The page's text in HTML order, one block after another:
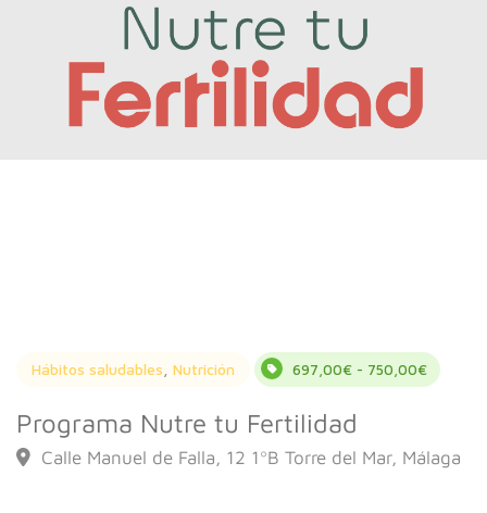
Hábitos saludables Nutrición 697,00€ - 750,00€
Programa Nutre tu Fertilidad
Calle Manuel de Falla, 12 1ºB Torre del Mar, Málaga